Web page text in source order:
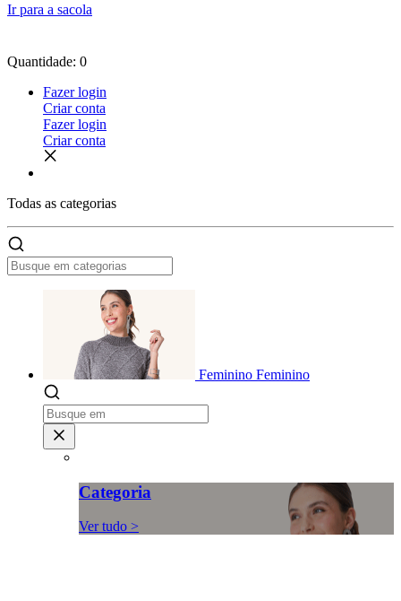
Ir para a sacola
Quantidade: 0
Fazer login
Criar conta
Fazer login
Criar conta
Todas as categorias
Feminino Feminino
Categoria
Ver tudo >